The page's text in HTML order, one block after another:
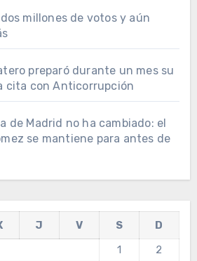
millones de votos y aún
preparó durante un mes su
cita con Anticorrupción
de Madrid no ha cambiado: el
se mantiene para antes de
J V S
D
1
2